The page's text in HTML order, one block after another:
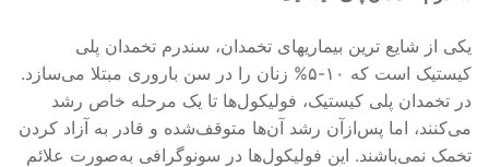
یکی از شایع ترین بیماریهای تخمدان، سندرم تخمدان پلی
کیستیک است که ۱۰-۵% زنان را در سن باروری مبتلا می‌سازد.
در تخمدان پلی کیستیک، فولیکول‌ها تا یک مرحله خاص رشد
می‌کنند، اما پس‌ازآن رشد آن‌ها متوقف‌شده و قادر به آزاد کردن
تخمک نمی‌باشند. این فولیکول‌ها در سونوگرافی به‌صورت علائم